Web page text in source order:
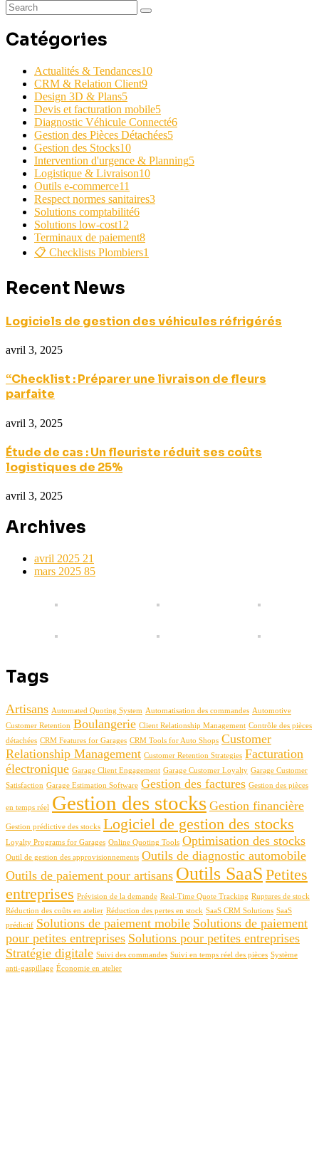
Catégories
Actualités & Tendances10
CRM & Relation Client9
Design 3D & Plans5
Devis et facturation mobile5
Diagnostic Véhicule Connecté6
Gestion des Pièces Détachées5
Gestion des Stocks10
Intervention d'urgence & Planning5
Logistique & Livraison10
Outils e-commerce11
Respect normes sanitaires3
Solutions comptabilité6
Solutions low-cost12
Terminaux de paiement8
📋 Checklists Plombiers1
Recent News
Logiciels de gestion des véhicules réfrigérés
avril 3, 2025
“Checklist : Préparer une livraison de fleurs
parfaite
avril 3, 2025
Étude de cas : Un fleuriste réduit ses coûts
logistiques de 25%
avril 3, 2025
Archives
avril 2025 21
mars 2025 85
Tags
Artisans Automated Quoting System Automatisation des commandes Automotive
Customer Retention Boulangerie Client Relationship Management Contrôle des pièces
détachées CRM Features for Garages CRM Tools for Auto Shops Customer
Relationship Management Customer Retention Strategies Facturation
électronique Garage Client Engagement Garage Customer Loyalty Garage Customer
Satisfaction Garage Estimation Software Gestion des factures Gestion des pièces
en temps réel Gestion des stocks Gestion financière
Gestion prédictive des stocks Logiciel de gestion des stocks
Loyalty Programs for Garages Online Quoting Tools Optimisation des stocks
Outil de gestion des approvisionnements Outils de diagnostic automobile
Outils de paiement pour artisans Outils SaaS Petites
entreprises Prévision de la demande Real-Time Quote Tracking Ruptures de stock
Réduction des coûts en atelier Réduction des pertes en stock SaaS CRM Solutions SaaS
prédictif Solutions de paiement mobile Solutions de paiement
pour petites entreprises Solutions pour petites entreprises
Stratégie digitale Suivi des commandes Suivi en temps réel des pièces Système
anti-gaspillage Économie en atelier